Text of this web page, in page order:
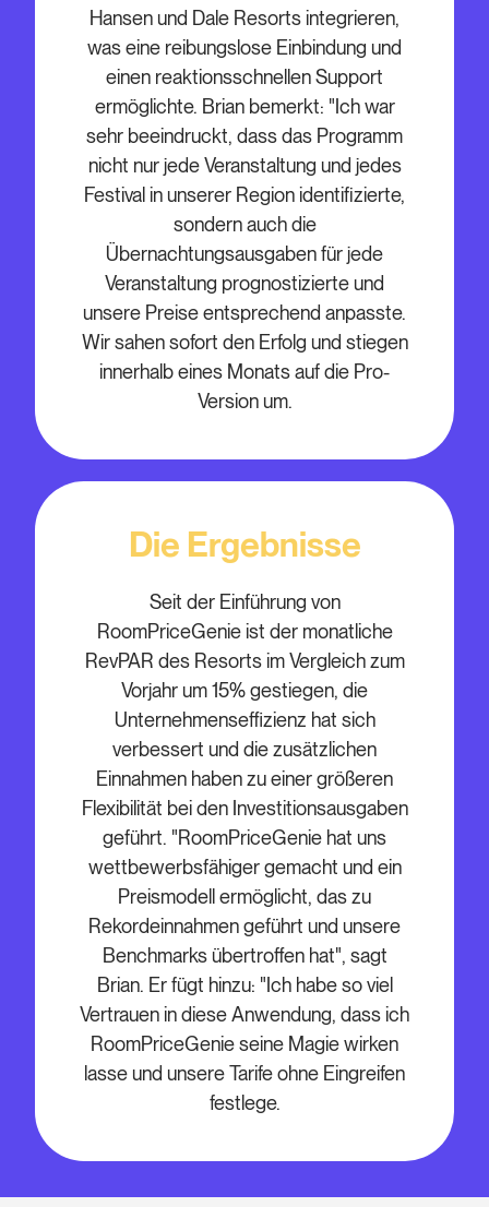
Hansen und Dale Resorts integrieren,
was eine reibungslose Einbindung und
einen reaktionsschnellen Support
ermöglichte. Brian bemerkt: "Ich war
sehr beeindruckt, dass das Programm
nicht nur jede Veranstaltung und jedes
Festival in unserer Region identifizierte,
sondern auch die
Übernachtungsausgaben für jede
Veranstaltung prognostizierte und
unsere Preise entsprechend anpasste.
Wir sahen sofort den Erfolg und stiegen
innerhalb eines Monats auf die Pro-
Version um.
Die Ergebnisse
Seit der Einführung von
RoomPriceGenie ist der monatliche
RevPAR des Resorts im Vergleich zum
Vorjahr um 15% gestiegen, die
Unternehmenseffizienz hat sich
verbessert und die zusätzlichen
Einnahmen haben zu einer größeren
Flexibilität bei den Investitionsausgaben
geführt. "RoomPriceGenie hat uns
wettbewerbsfähiger gemacht und ein
Preismodell ermöglicht, das zu
Rekordeinnahmen geführt und unsere
Benchmarks übertroffen hat", sagt
Brian. Er fügt hinzu: "Ich habe so viel
Vertrauen in diese Anwendung, dass ich
RoomPriceGenie seine Magie wirken
lasse und unsere Tarife ohne Eingreifen
festlege.